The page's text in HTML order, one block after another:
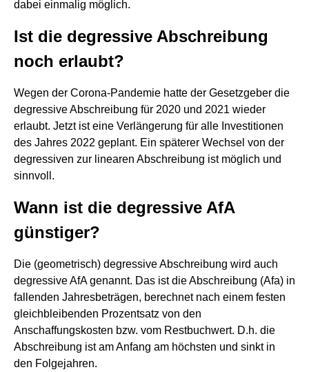
dabei einmalig möglich.
Ist die degressive Abschreibung
noch erlaubt?
Wegen der Corona-Pandemie hatte der Gesetzgeber die
degressive Abschreibung für 2020 und 2021 wieder
erlaubt. Jetzt ist eine Verlängerung für alle Investitionen
des Jahres 2022 geplant. Ein späterer Wechsel von der
degressiven zur linearen Abschreibung ist möglich und
sinnvoll.
Wann ist die degressive AfA
günstiger?
Die (geometrisch) degressive Abschreibung wird auch
degressive AfA genannt. Das ist die Abschreibung (Afa) in
fallenden Jahresbeträgen, berechnet nach einem festen
gleichbleibenden Prozentsatz von den
Anschaffungskosten bzw. vom Restbuchwert. D.h. die
Abschreibung ist am Anfang am höchsten und sinkt in
den Folgejahren.